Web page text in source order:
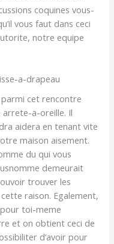
coquines vous-
vous faut dans ceci
notre equipe
a-drapeau
parmi cet rencontre
arrete-a-oreille. Il
aidera en tenant vite
maison aisement.
du qui vous
demeurait
trouver les
raison. Egalement,
toi-meme
et on obtient ceci de
d’avoir pour